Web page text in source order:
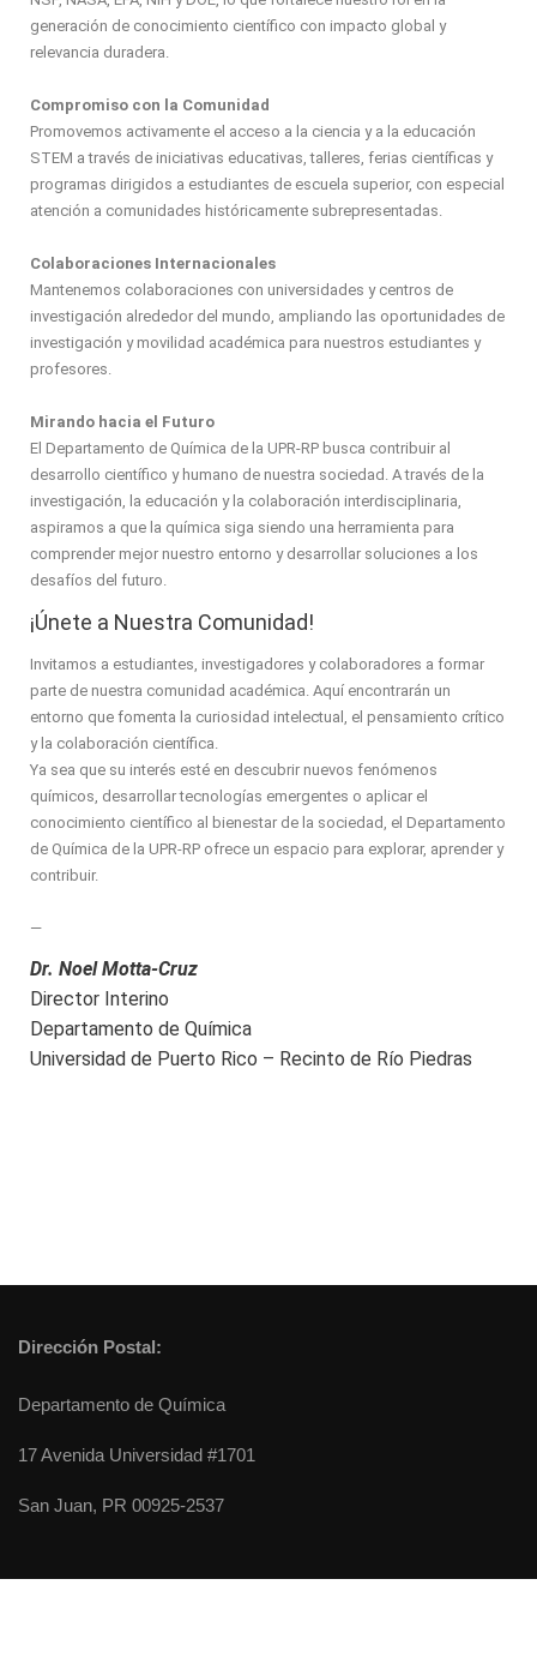
generación de conocimiento científico con impacto global y
relevancia duradera.
Compromiso con la Comunidad
Promovemos activamente el acceso a la ciencia y a la educación
STEM a través de iniciativas educativas, talleres, ferias científicas y
programas dirigidos a estudiantes de escuela superior, con especial
atención a comunidades históricamente subrepresentadas.
Colaboraciones Internacionales
Mantenemos colaboraciones con universidades y centros de
investigación alrededor del mundo, ampliando las oportunidades de
investigación y movilidad académica para nuestros estudiantes y
profesores.
Mirando hacia el Futuro
El Departamento de Química de la UPR-RP busca contribuir al
desarrollo científico y humano de nuestra sociedad. A través de la
investigación, la educación y la colaboración interdisciplinaria,
aspiramos a que la química siga siendo una herramienta para
comprender mejor nuestro entorno y desarrollar soluciones a los
desafíos del futuro.
¡Únete a Nuestra Comunidad!
Invitamos a estudiantes, investigadores y colaboradores a formar
parte de nuestra comunidad académica. Aquí encontrarán un
entorno que fomenta la curiosidad intelectual, el pensamiento crítico
y la colaboración científica.
Ya sea que su interés esté en descubrir nuevos fenómenos
químicos, desarrollar tecnologías emergentes o aplicar el
conocimiento científico al bienestar de la sociedad, el Departamento
de Química de la UPR-RP ofrece un espacio para explorar, aprender y
contribuir.
—
Dr. Noel Motta-Cruz
Director Interino
Departamento de Química
Universidad de Puerto Rico – Recinto de Río Piedras
Dirección Postal:
Departamento de Química
17 Avenida Universidad #1701
San Juan, PR 00925-2537